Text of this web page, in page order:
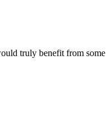
truly benefit from some